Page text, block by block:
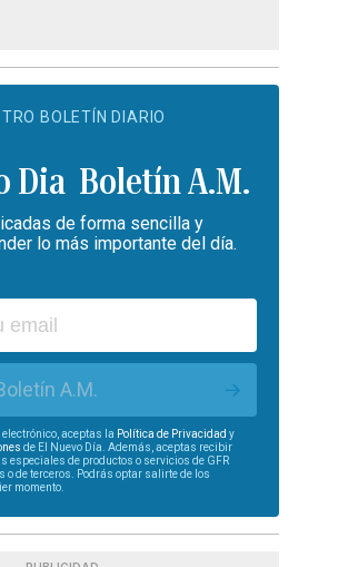
BOLETÍN DIARIO
Boletín A.M.
de forma sencilla y
lo más importante del día.
A.M.
aceptas la Política de Privacidad y
de El Nuevo Día. Además, aceptas recibir
especiales de productos o servicios de GFR
o de terceros. Podrás optar salirte de los
momento.